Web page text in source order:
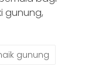
gunung,
gunung